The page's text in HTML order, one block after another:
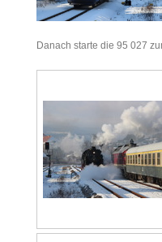
Danach starte die 95 027